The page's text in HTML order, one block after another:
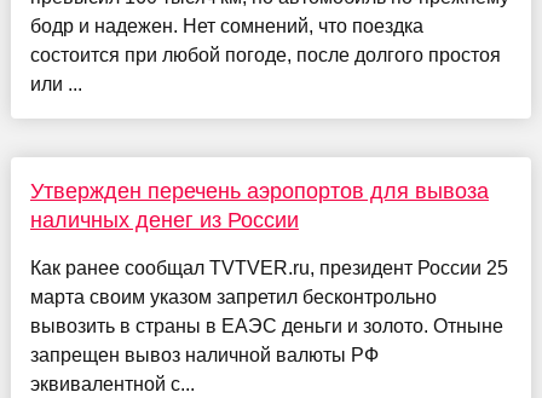
бодр и надежен. Нет сомнений, что поездка
состоится при любой погоде, после долгого простоя
или ...
Утвержден перечень аэропортов для вывоза
наличных денег из России
Как ранее сообщал TVTVER.ru, президент России 25
марта своим указом запретил бесконтрольно
вывозить в страны в ЕАЭС деньги и золото. Отныне
запрещен вывоз наличной валюты РФ
эквивалентной с...